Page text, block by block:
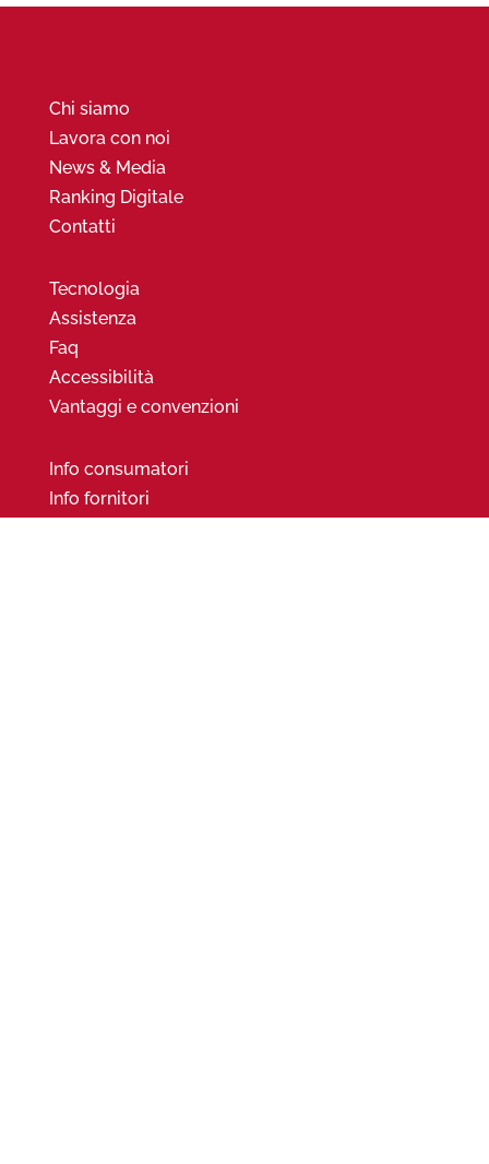
Chi siamo
Lavora con noi
News & Media
Ranking Digitale
Contatti
Tecnologia
Assistenza
Faq
Accessibilità
Vantaggi e convenzioni
Info consumatori
Info fornitori